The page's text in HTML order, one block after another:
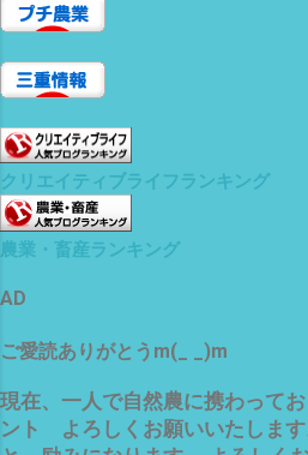
クリエイティブライフランキング
農業・畜産ランキング
AD
ご愛読ありがとうm(_ _)m
現在、一人で自然農に携わって
ント よろしくお願いいたしま